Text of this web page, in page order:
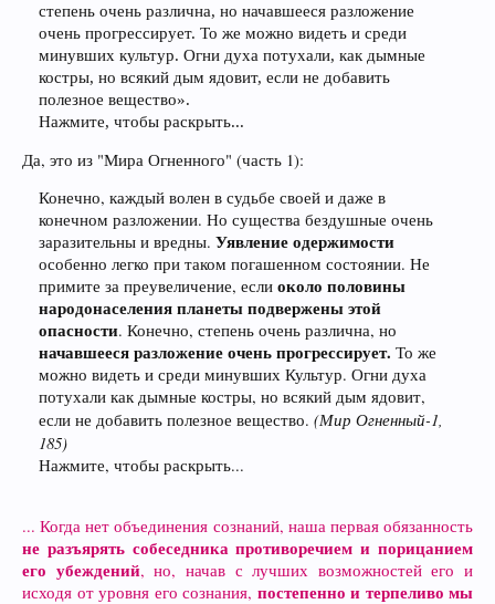
степень очень различна, но начавшееся разложение
очень прогрессирует. То же можно видеть и среди
минувших культур. Огни духа потухали, как дымные
костры, но всякий дым ядовит, если не добавить
полезное вещество».
Нажмите, чтобы раскрыть...
Да, это из "Мира Огненного" (часть 1):
Конечно, каждый волен в судьбе своей и даже в
конечном разложении. Но существа бездушные очень
заразительны и вредны. Уявление одержимости
особенно легко при таком погашенном состоянии. Не
примите за преувеличение, если около половины
народонаселения планеты подвержены этой
опасности. Конечно, степень очень различна, но
начавшееся разложение очень прогрессирует. То же
можно видеть и среди минувших Культур. Огни духа
потухали как дымные костры, но всякий дым ядовит,
если не добавить полезное вещество. (Мир Огненный-1,
185)
Нажмите, чтобы раскрыть...
... Когда нет объединения сознаний, наша первая обязанность
не разъярять собеседника противоречием и порицанием
его убеждений, но, начав с лучших возможностей его и
исходя от уровня его сознания, постепенно и терпеливо мы